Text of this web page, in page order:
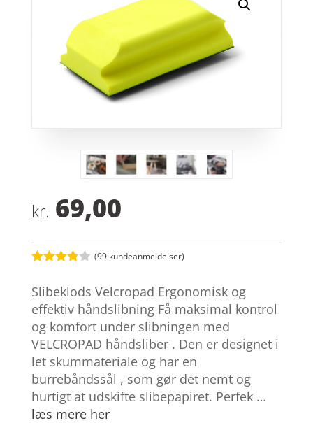
kr. 69,00
ud af 5
baseret
på
kundebed
ømmels
er
(99 kundeanmeldelser)
Slibeklods Velcropad Ergonomisk og
effektiv håndslibning Få maksimal kontrol
og komfort under slibningen med
VELCROPAD håndsliber . Den er designet i
let skummateriale og har en
burrebåndssål , som gør det nemt og
hurtigt at udskifte slibepapiret. Perfek …
læs mere her